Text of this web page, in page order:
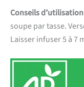
Conseils
soupe par tasse.
Laisser infuser 5 à 7